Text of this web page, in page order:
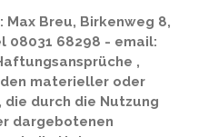
Breu, Birkenweg 8,
08031 68298 - email:
,
materieller oder
durch die Nutzung
dargebotenen